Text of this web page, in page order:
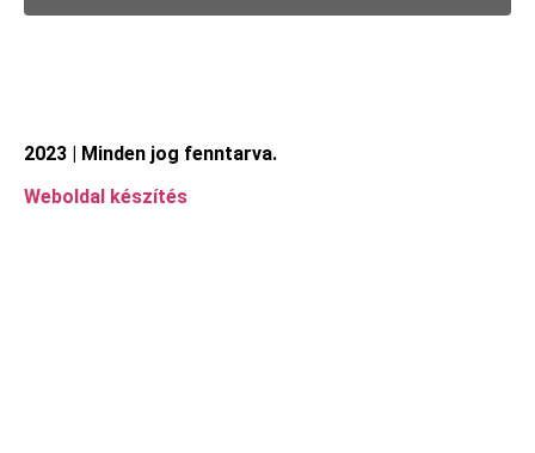
2023 | Minden jog fenntarva.
Weboldal készítés